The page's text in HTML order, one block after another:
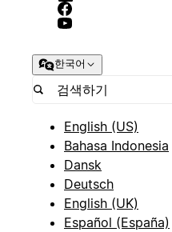
한국어
English (US)
Bahasa Indonesia
Dansk
Deutsch
English (UK)
Español (España)